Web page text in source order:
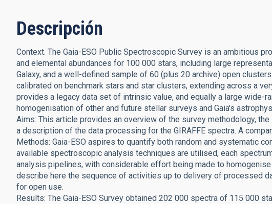
Descripción
Context. The Gaia-ESO Public Spectroscopic Survey is an ambitious
and elemental abundances for 100 000 stars, including large
Galaxy, and a well-defined sample of 60 (plus 20 archive) open
calibrated on benchmark stars and star clusters, extending across a
provides a legacy data set of intrinsic value, and equally a large wide-
homogenisation of other and future stellar surveys and Gaia's
Aims: This article provides an overview of the survey methodology,
a description of the data processing for the GIRAFFE spectra. A
Methods: Gaia-ESO aspires to quantify both random and systematic
available spectroscopic analysis techniques are utilised, each
analysis pipelines, with considerable effort being made to
describe here the sequence of activities up to delivery of processed
for open use.
Results: The Gaia-ESO Survey obtained 202 000 spectra of 115 000